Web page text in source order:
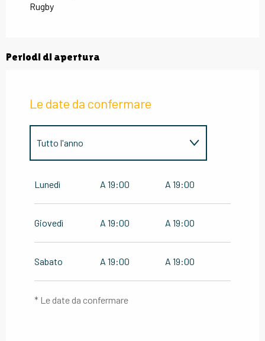
Rugby
Periodi di apertura
Le date da confermare
Tutto l'anno
Lunedì A 19:00 A 19:00
Giovedì A 19:00 A 19:00
Sabato A 19:00 A 19:00
* Le date da confermare